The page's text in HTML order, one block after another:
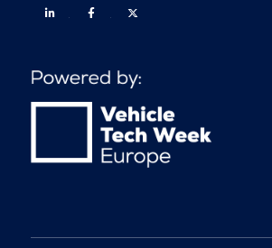
Linkedin Facebook